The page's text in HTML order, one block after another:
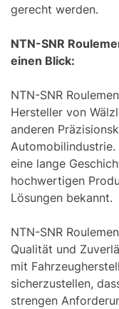
gerecht werden.
NTN-SNR
einen Blick:
NTN-SNR
Hersteller von
anderen
Automobilindustrie.
eine lange
hochwertigen
Lösungen bekannt.
NTN-SNR
Qualität und
mit
sicherzustellen,
strengen